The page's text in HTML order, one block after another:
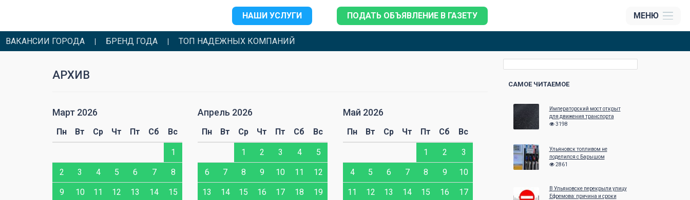
НАШИ УСЛУГИ ПОДАТЬ ОБЪЯВЛЕНИЕ В ГАЗЕТУ МЕНЮ
ВАКАНСИИ ГОРОДА БРЕНД ГОДА ТОП НАДЕЖНЫХ КОМПАНИЙ
АРХИВ
Март 2026
Пн Вт Ср Чт Пт Сб Вс
1
2 3 4 5 6 7 8
9 10 11 12 13 14 15
Апрель 2026
Пн Вт Ср Чт Пт Сб Вс
1 2 3 4 5
6 7 8 9 10 11 12
13 14 15 16 17 18 19
Май 2026
Пн Вт Ср Чт Пт Сб Вс
1 2 3
4 5 6 7 8 9 10
11 12 13 14 15 16 17
Июнь 2026
Вт Ср
2 3 4 5 6 7
9 10
16 17 18 19 20 21
САМОЕ ЧИТАЕМОЕ
Императорский мост открыт
для движения транспорта
3198
Ульяновск топливом не
поделился с Барышом
2861
В Ульяновске перекрыли улицу
Ефремова: причина и сроки